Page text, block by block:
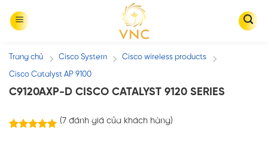
Trang chủ / Cisco System / Cisco wireless products /
Cisco Catalyst AP 9100
C9120AXP-D CISCO CATALYST 9120 SERIES
(7đánh giá của khách hàng)